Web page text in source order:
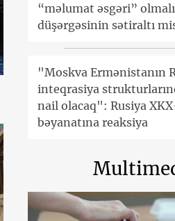
“məlumat əsgəri”
düşərgəsinin sətiraltı
"Moskva Ermənistanın
inteqrasiya
nail olacaq": Rusiya
bəyanatına reaksiya